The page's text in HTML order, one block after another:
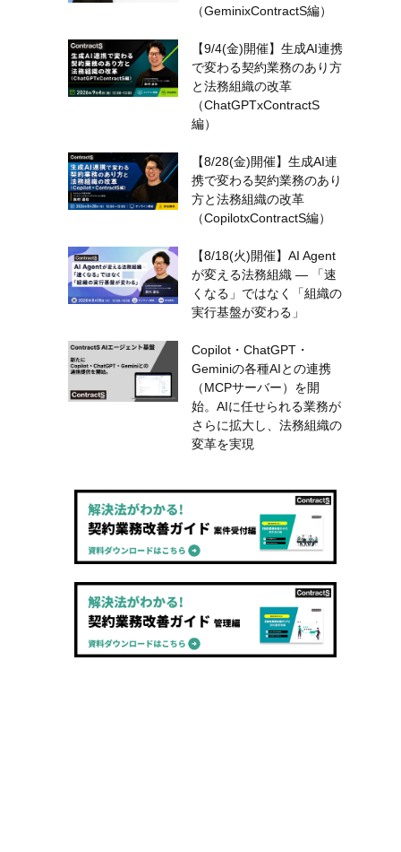
（GeminixContractS編）
【9/4(金)開催】生成AI連携
で変わる契約業務のあり方
と法務組織の改革
（ChatGPTxContractS
編）
【8/28(金)開催】生成AI連
携で変わる契約業務のあり
方と法務組織の改革
（CopilotxContractS編）
【8/18(火)開催】AI Agent
が変える法務組織 — 「速
くなる」ではなく「組織の
実行基盤が変わる」
Copilot・ChatGPT・
Geminiの各種AIとの連携
（MCPサーバー）を開
始。AIに任せられる業務が
さらに拡大し、法務組織の
変革を実現